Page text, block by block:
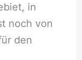
in
noch von
den